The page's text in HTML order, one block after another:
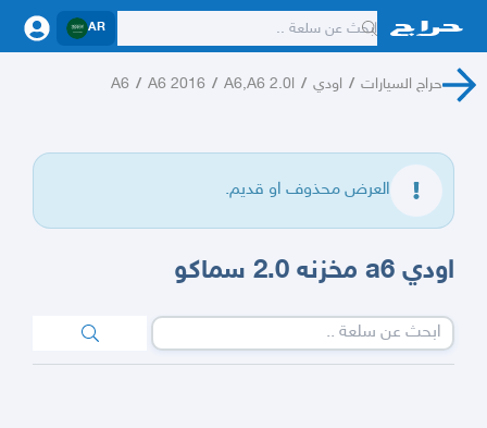
AR
حراج السيارات / اودي /
A6,A6 2.0l
/
A6 2016
/
A6
العرض محذوف او قديم.
اودي a6 مخزنه 2.0 سماكو